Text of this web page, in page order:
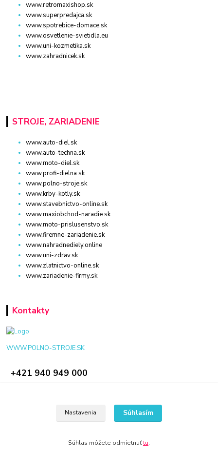
www.retromaxishop.sk
www.superpredajca.sk
www.spotrebice-domace.sk
www.osvetlenie-svietidla.eu
www.uni-kozmetika.sk
www.zahradnicek.sk
STROJE, ZARIADENIE
www.auto-diel.sk
www.auto-techna.sk
www.moto-diel.sk
www.profi-dielna.sk
www.polno-stroje.sk
www.krby-kotly.sk
www.stavebnictvo-online.sk
www.maxiobchod-naradie.sk
www.moto-prislusenstvo.sk
www.firemne-zariadenie.sk
www.nahradnediely.online
www.uni-zdrav.sk
www.zlatnictvo-online.sk
www.zariadenie-firmy.sk
Kontakty
WWW.POLNO-STROJE.SK
+421 940 949 000
Nastavenia Súhlasím
Súhlas môžete odmietnuťtu.